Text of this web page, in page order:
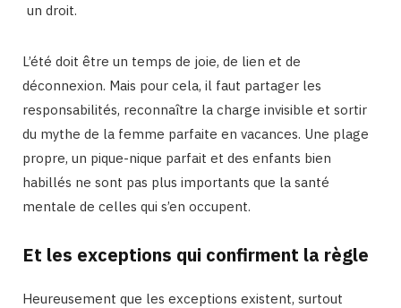
un droit.
L’été doit être un temps de joie, de lien et de
déconnexion. Mais pour cela, il faut partager les
responsabilités, reconnaître la charge invisible et sortir
du mythe de la femme parfaite en vacances. Une plage
propre, un pique-nique parfait et des enfants bien
habillés ne sont pas plus importants que la santé
mentale de celles qui s’en occupent.
Et les exceptions qui confirment la règle
Heureusement que les exceptions existent, surtout